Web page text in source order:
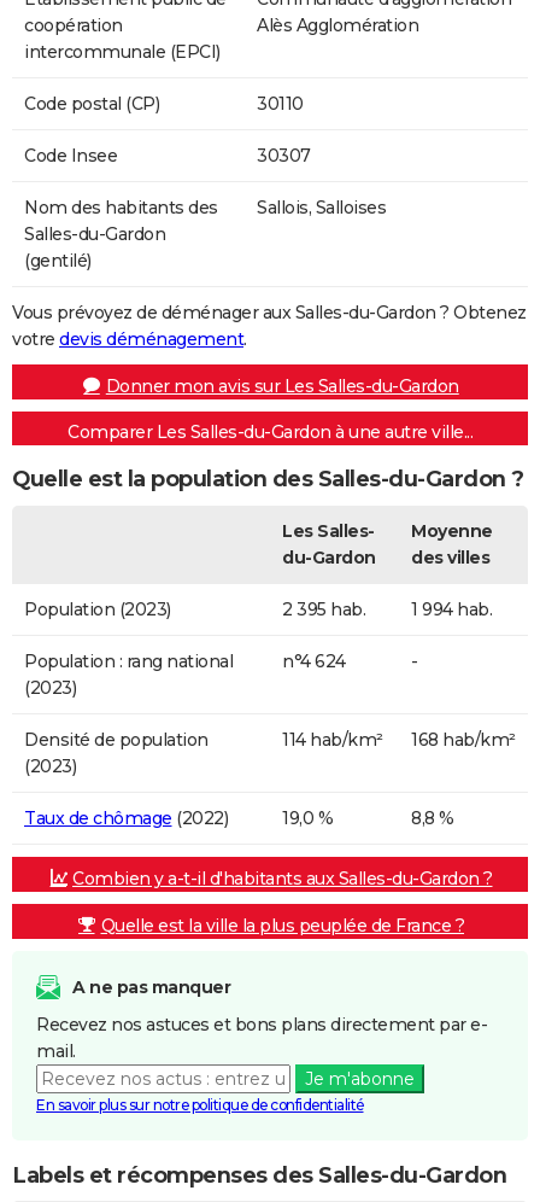
coopération
intercommunale (EPCI)
Alès Agglomération
Code postal (CP) 30110
Code Insee 30307
Nom des habitants des
Salles-du-Gardon
(gentilé)
Sallois, Salloises
Vous prévoyez de déménager aux Salles-du-Gardon ? Obtenez
votre devis déménagement.
Donner mon avis sur Les Salles-du-Gardon
Comparer Les Salles-du-Gardon à une autre ville...
Quelle est la population des Salles-du-Gardon ?
Les Salles-
du-Gardon
Moyenne
des villes
Population (2023) 2 395 hab. 1 994 hab.
Population : rang national
(2023)
n°4 624 -
Densité de population
(2023)
114 hab/km² 168 hab/km²
Taux de chômage (2022) 19,0 % 8,8 %
Combien y a-t-il d'habitants aux Salles-du-Gardon ?
Quelle est la ville la plus peuplée de France ?
A ne pas manquer
Recevez nos astuces et bons plans directement par e-
mail.
Je m'abonne
En savoir plus sur notre politique de confidentialité
Labels et récompenses des Salles-du-Gardon